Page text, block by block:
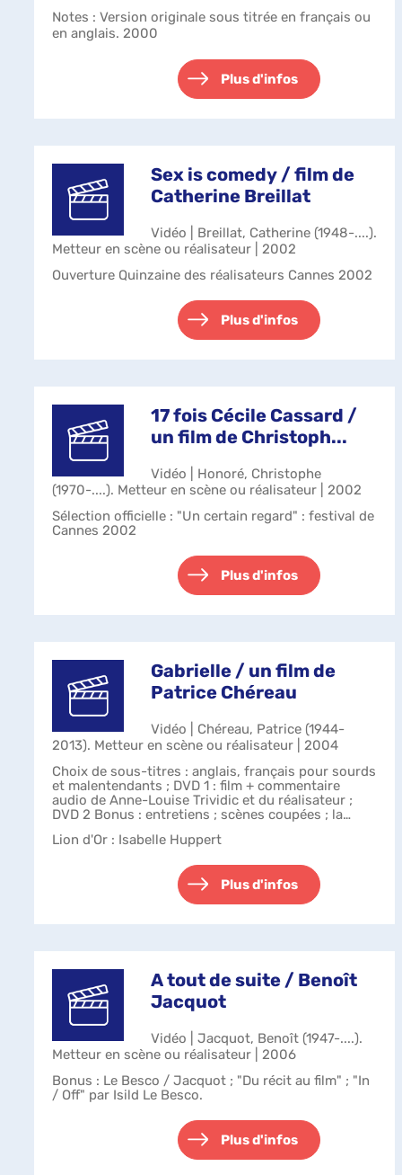
Notes : Version originale sous titrée en français ou
en anglais. 2000
Plus d'infos
Sex is comedy / film de
Catherine Breillat
Vidéo | Breillat, Catherine (1948-....).
Metteur en scène ou réalisateur | 2002
Ouverture Quinzaine des réalisateurs Cannes 2002
Plus d'infos
17 fois Cécile Cassard /
un film de Christoph...
Vidéo | Honoré, Christophe
(1970-....). Metteur en scène ou réalisateur | 2002
Sélection officielle : "Un certain regard" : festival de
Cannes 2002
Plus d'infos
Gabrielle / un film de
Patrice Chéreau
Vidéo | Chéreau, Patrice (1944-
2013). Metteur en scène ou réalisateur | 2004
Choix de sous-titres : anglais, français pour sourds
et malentendants ; DVD 1 : film + commentaire
audio de Anne-Louise Trividic et du réalisateur ;
DVD 2 Bonus : entretiens ; scènes coupées ; la
Lion d'Or : Isabelle Huppert
Plus d'infos
A tout de suite / Benoît
Jacquot
Vidéo | Jacquot, Benoît (1947-....).
Metteur en scène ou réalisateur | 2006
Bonus : Le Besco / Jacquot ; "Du récit au film" ; "In
/ Off" par Isild Le Besco.
Plus d'infos